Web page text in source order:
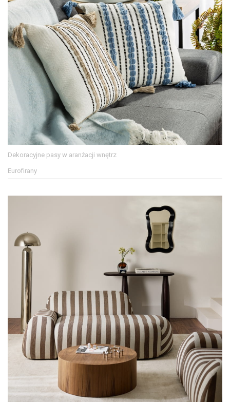
Dekoracyjne pasy w aranżacji wnętrz
Eurofirany